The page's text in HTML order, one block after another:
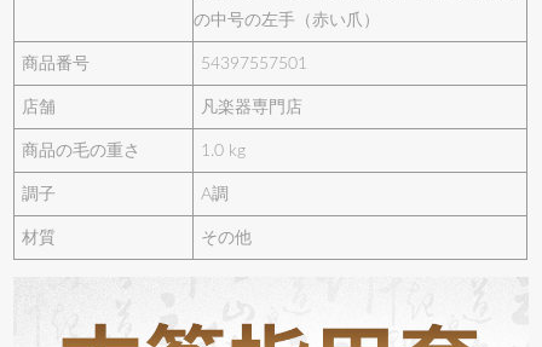
の中号の左手（赤い爪）
商品番号 54397557501
店舗 凡楽器専門店
商品の毛の重さ 1.0 kg
調子 A調
材質 その他